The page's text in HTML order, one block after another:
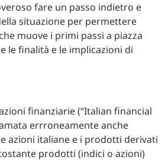
fare un passo indietro e
situazione per permettere
muove i primi passi a piazza
le finalità e le implicazioni di
finanziarie (“Italian financial
errroneamente anche
azioni italiane e i prodotti derivati
prodotti (indici o azioni)